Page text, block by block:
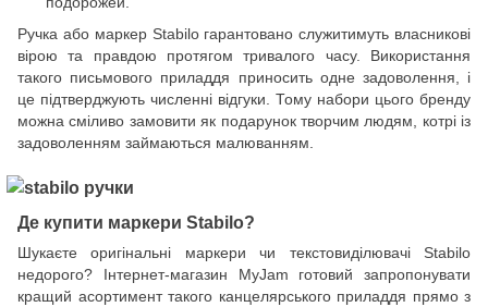
Ручка або маркер Stabilo гарантовано служитимуть власникові
вірою та правдою протягом тривалого часу. Використання
такого письмового приладдя приносить одне задоволення, і
це підтверджують численні відгуки. Тому набори цього бренду
можна сміливо замовити як подарунок творчим людям, котрі із
задоволенням займаються малюванням.
Де купити маркери Stabilo?
Шукаєте оригінальні маркери чи текстовиділювачі Stabilo
недорого? Інтернет-магазин MyJam готовий запропонувати
кращий асортимент такого канцелярського приладдя прямо з